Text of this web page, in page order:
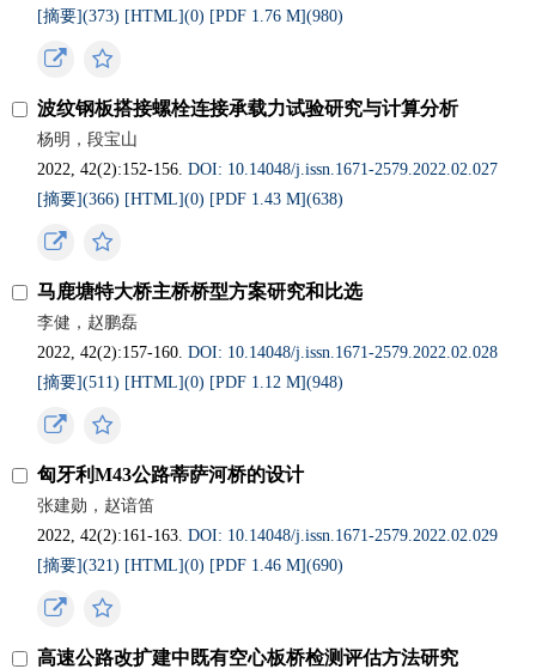
[摘要](373) [HTML](0) [PDF 1.76 M](980)
波纹钢板搭接螺栓连接承载力试验研究与计算分析
杨明，段宝山
2022, 42(2):152-156.DOI: 10.14048/j.issn.1671-2579.2022.02.027
[摘要](366) [HTML](0) [PDF 1.43 M](638)
马鹿塘特大桥主桥桥型方案研究和比选
李健，赵鹏磊
2022, 42(2):157-160.DOI: 10.14048/j.issn.1671-2579.2022.02.028
[摘要](511) [HTML](0) [PDF 1.12 M](948)
匈牙利M43公路蒂萨河桥的设计
张建勋，赵谙笛
2022, 42(2):161-163.DOI: 10.14048/j.issn.1671-2579.2022.02.029
[摘要](321) [HTML](0) [PDF 1.46 M](690)
高速公路改扩建中既有空心板桥检测评估方法研究